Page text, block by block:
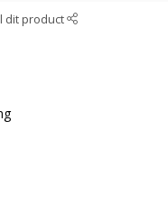
dit product